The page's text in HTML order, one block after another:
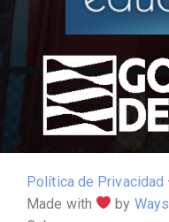
Política de Privacidad
Made with
by